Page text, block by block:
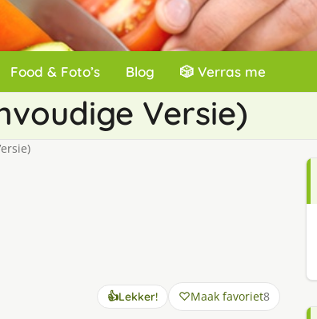
Food & Foto’s Blog 🎲 Verras me
Versie)
👍Lekker! Maak favoriet8